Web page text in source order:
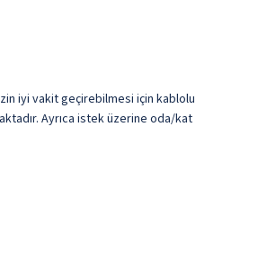
iyi vakit geçirebilmesi için kablolu
Ayrıca istek üzerine oda/kat